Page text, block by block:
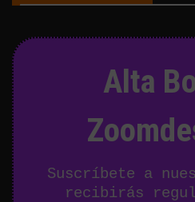
Alta
Suscríbete a
recibirás